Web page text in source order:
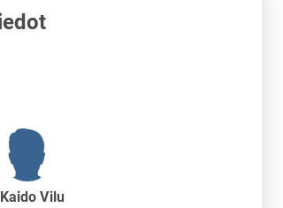
Kaido Vilu